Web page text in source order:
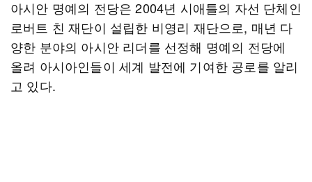
아시안 명예의 전당은 2004년 시애틀의 자선 단체인
로버트 친 재단이 설립한 비영리 재단으로, 매년 다
양한 분야의 아시안 리더를 선정해 명예의 전당에
올려 아시아인들이 세계 발전에 기여한 공로를 알리
고 있다.